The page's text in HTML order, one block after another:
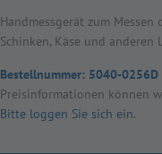
Hand­mess­ge­rät zum Mes­sen
Schin­ken, Käse und ande­ren
Bestellnummer: 5040-0256D
Preis­in­for­ma­tio­nen kön­nen
Bitte loggen Sie sich ein.